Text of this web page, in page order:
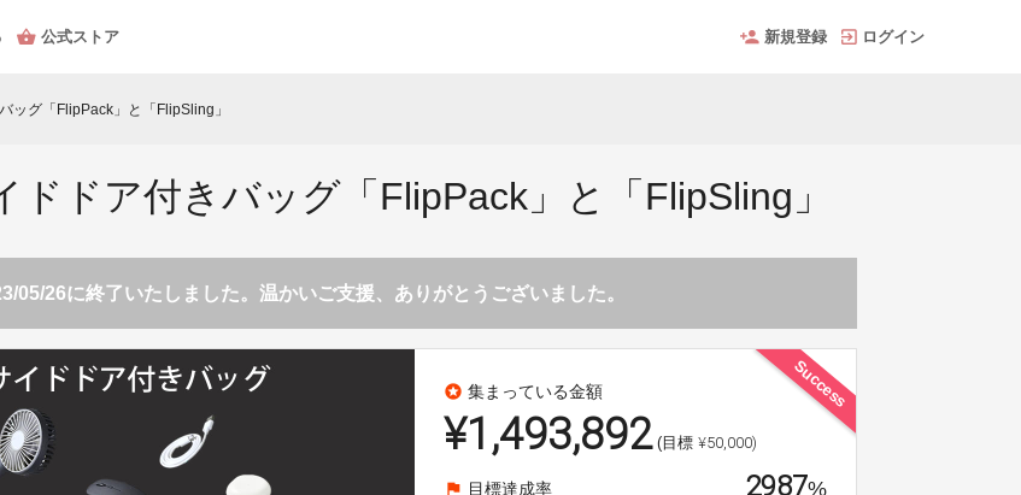
公式ストア 新規登録 ログイン
ッグ「FlipPack」と「FlipSling」
ドア付きバッグ「FlipPack」と「FlipSling」
05/26に終了いたしました。温かいご支援、ありがとうございました。
Success
stars 集まっている金額
¥1,493,892 (目標 ¥50,000)
flag 目標達成率 2987%